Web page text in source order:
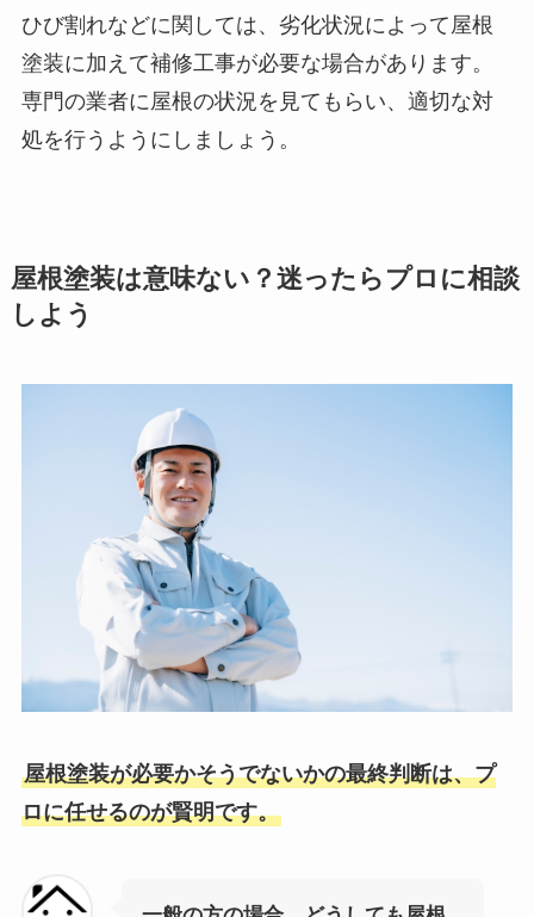
ひび割れなどに関しては、劣化状況によって屋根
塗装に加えて補修工事が必要な場合があります。
専門の業者に屋根の状況を見てもらい、適切な対
処を行うようにしましょう。
屋根塗装は意味ない？迷ったらプロに相談
しよう
屋根塗装が必要かそうでないかの最終判断は、プ
ロに任せるのが賢明です。